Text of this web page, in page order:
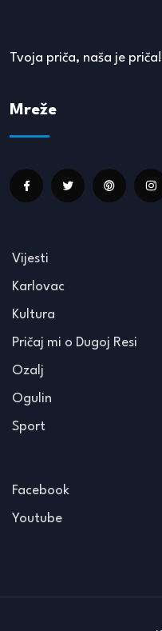
Tvoja priča, naša je priča!
Mreže
Vijesti
Karlovac
Kultura
Pričaj mi o Dugoj Resi
Ozalj
Ogulin
Sport
Facebook
Youtube